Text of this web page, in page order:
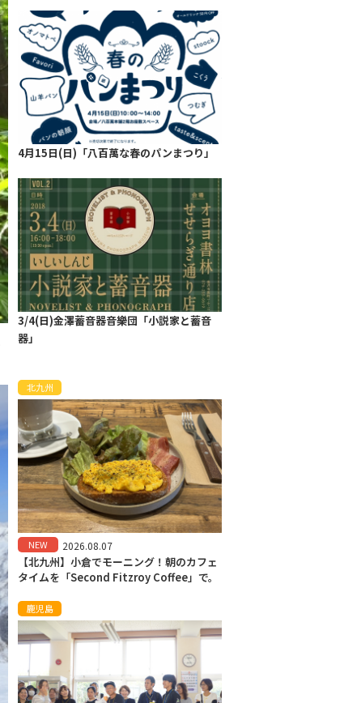
4月15日(日)「八百萬な春のパンまつり」
3/4(日)金澤蓄音器音樂団「小説家と蓄音
器」
北九州
NEW 2026.08.07
【北九州】小倉でモーニング！朝のカフェ
タイムを「Second Fitzroy Coffee」で。
鹿児島